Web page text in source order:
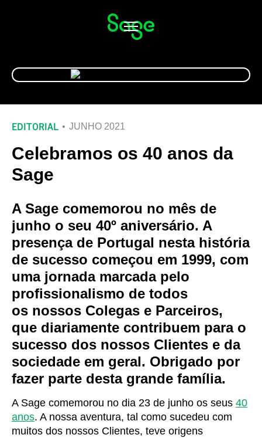
Alternar
navegação
EDITORIAL JUNHO 2021
Celebramos os 40 anos da
Sage
A Sage comemorou no mês de
junho o seu 40º aniversário. A
presença de Portugal nesta história
de sucesso começou em 1999, com
uma jornada marcada pelo
profissionalismo de todos
os nossos Colegas e Parceiros,
que diariamente contribuem para o
sucesso dos nossos Clientes e da
sociedade em geral. Obrigado por
fazer parte desta grande família.
A Sage comemorou no dia 23 de junho os seus 40
anos. A nossa aventura, tal como sucedeu com
muitos dos nossos Clientes, teve origens